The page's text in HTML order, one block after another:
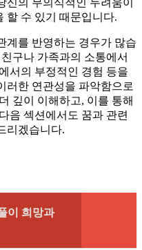
할 수 있기 때문입니다.
계를 반영하는 경우가 많습
구나 가족과의 소통에서
서의 부정적인 경험 등을
러한 연관성을 파악함으로
깊이 이해하고, 이를 통해
음 섹션에서도 꿈과 관련
리겠습니다.
이 희망과